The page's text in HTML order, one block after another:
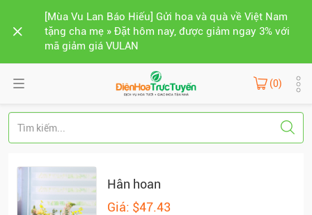
[Mùa Vu Lan Báo Hiếu] Gửi hoa và quà về Việt Nam
tặng cha mẹ » Đặt hôm nay, được giảm ngay 3% với
mã giảm giá VULAN
(0)
Hân hoan
Giá: $47.43